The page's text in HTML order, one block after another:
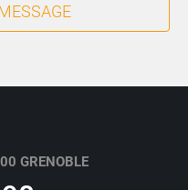
GRENOBLE